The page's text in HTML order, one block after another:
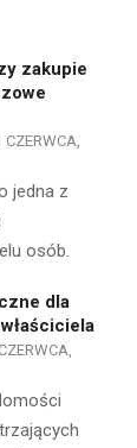
zakupie
CZERWCA,
jedna z
osób.
dla